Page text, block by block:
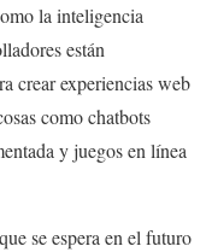
la inteligencia
están
crear experiencias web
como chatbots
y juegos en línea
se espera en el futuro